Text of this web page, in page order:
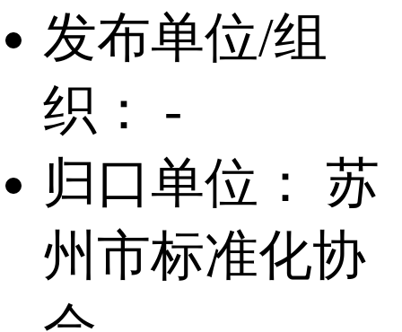
发布单位/组
织： -
归口单位：
苏
州市标准化协